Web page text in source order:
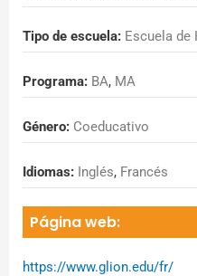
Tipo de escuela: Escuela de
Programa: BA, MA
Género: Coeducativo
Idiomas: Inglés, Francés
Página web:
https://www.glion.edu/fr/